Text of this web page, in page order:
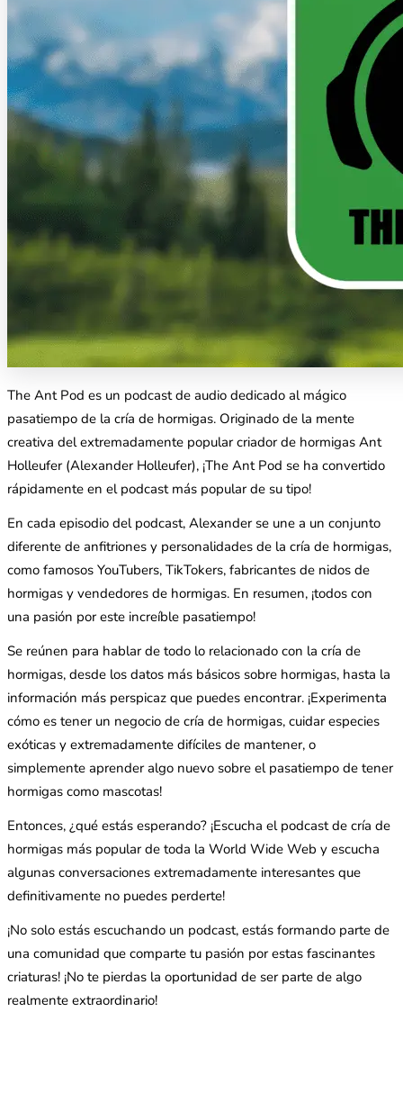
The Ant Pod es un podcast de audio dedicado al mágico
pasatiempo de la cría de hormigas. Originado de la mente
creativa del extremadamente popular criador de hormigas Ant
Holleufer (Alexander Holleufer), ¡The Ant Pod se ha convertido
rápidamente en el podcast más popular de su tipo!
En cada episodio del podcast, Alexander se une a un conjunto
diferente de anfitriones y personalidades de la cría de hormigas,
como famosos YouTubers, TikTokers, fabricantes de nidos de
hormigas y vendedores de hormigas. En resumen, ¡todos con
una pasión por este increíble pasatiempo!
Se reúnen para hablar de todo lo relacionado con la cría de
hormigas, desde los datos más básicos sobre hormigas, hasta la
información más perspicaz que puedes encontrar. ¡Experimenta
cómo es tener un negocio de cría de hormigas, cuidar especies
exóticas y extremadamente difíciles de mantener, o
simplemente aprender algo nuevo sobre el pasatiempo de tener
hormigas como mascotas!
Entonces, ¿qué estás esperando? ¡Escucha el podcast de cría de
hormigas más popular de toda la World Wide Web y escucha
algunas conversaciones extremadamente interesantes que
definitivamente no puedes perderte!
¡No solo estás escuchando un podcast, estás formando parte de
una comunidad que comparte tu pasión por estas fascinantes
criaturas! ¡No te pierdas la oportunidad de ser parte de algo
realmente extraordinario!